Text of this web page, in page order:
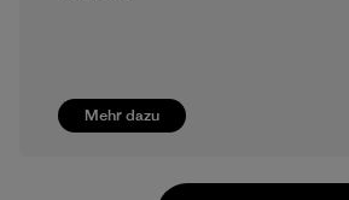
Mehr dazu